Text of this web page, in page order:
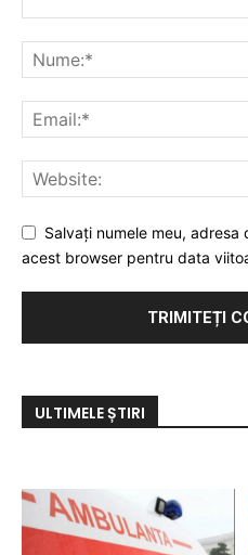
Salvați numele meu,
acest browser pentru data
ULTIMELE ȘTIRI